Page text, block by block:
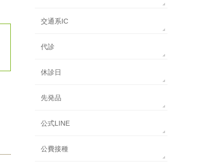
交通系IC
代診
休診日
先発品
公式LINE
公費接種